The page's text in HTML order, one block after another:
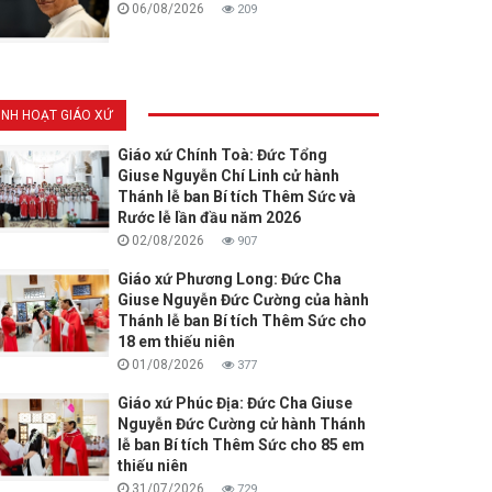
06/08/2026 209
HOẠT GIÁO XỨ
Giáo xứ Chính Toà: Đức Tổng
Giuse Nguyễn Chí Linh cử hành
Thánh lễ ban Bí tích Thêm Sức và
Rước lễ lần đầu năm 2026
02/08/2026 907
Giáo xứ Phương Long: Đức Cha
Giuse Nguyễn Đức Cường của hành
Thánh lễ ban Bí tích Thêm Sức cho
18 em thiếu niên
01/08/2026 377
Giáo xứ Phúc Địa: Đức Cha Giuse
Nguyễn Đức Cường cử hành Thánh
lễ ban Bí tích Thêm Sức cho 85 em
thiếu niên